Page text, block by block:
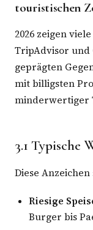
touristischen
2026 zeigen
TripAdvisor und
geprägten
mit billigsten
minderwertiger
3.1 Typische
Diese
Riesige
Burger bis